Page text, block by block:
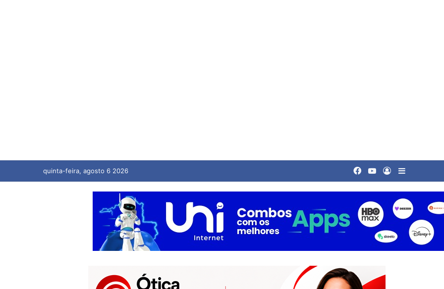
quinta-feira, agosto 6 2026 Facebook
YouTube
EntrarBarra